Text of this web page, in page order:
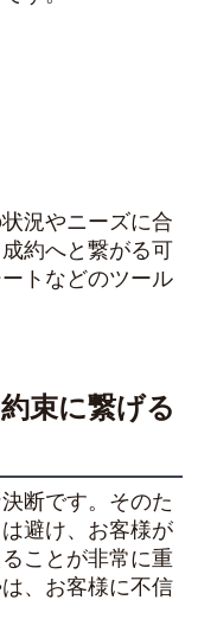
況やニーズに合
約へと繋がる可
トなどのツール
束に繋げる
断です。そのた
避け、お客様が
ことが非常に重
、お客様に不信